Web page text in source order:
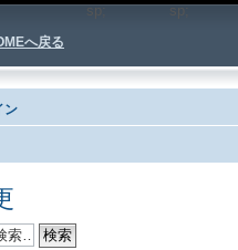
へ戻る
sp;
ン